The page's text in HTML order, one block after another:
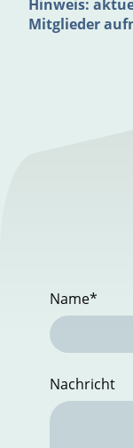
Hinweis:
Mitglieder
Name*
Nachricht